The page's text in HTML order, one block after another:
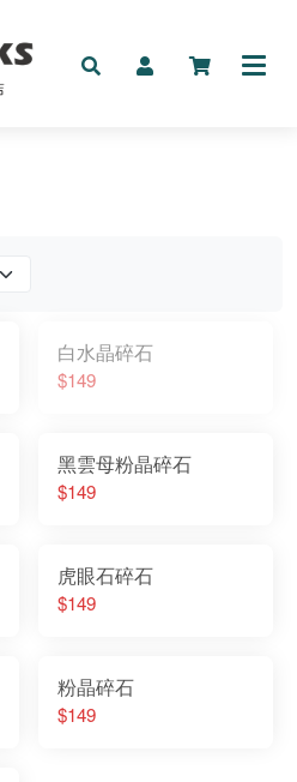
白水晶碎石
$149
黑雲母粉晶碎石
$149
虎眼石碎石
$149
粉晶碎石
$149